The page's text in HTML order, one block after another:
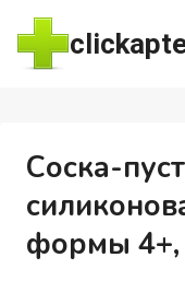
Перейти
содержимому
Соска-
формы 4+,